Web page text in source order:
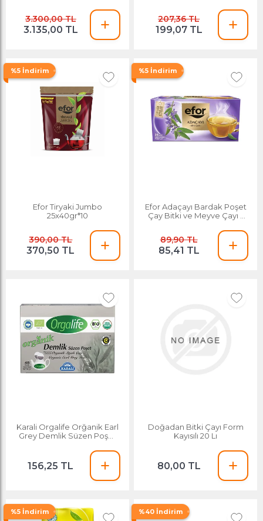
3.300,00 TL
3.135,00 TL
207,36 TL
199,07 TL
%5 İndirim
Efor Tiryaki Jumbo
25x40gr*10
390,00 TL
370,50 TL
%5 İndirim
Efor Adaçayı Bardak Poşet
Çay Bitki ve Meyve Çayı -
89,90 TL
85,41 TL
Karali Orgalife Orğanik Earl
Grey Demlik Süzen Poşet
156,25 TL
Doğadan Bitki Çayı Form
Kayısılı 20 Lı
80,00 TL
%5 İndirim %40 İndirim